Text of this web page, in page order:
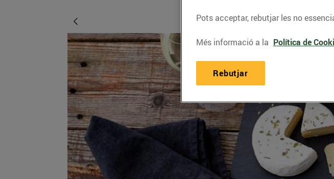
Pots acceptar, rebutjar les no
Més informació a la Política de
Rebutjar